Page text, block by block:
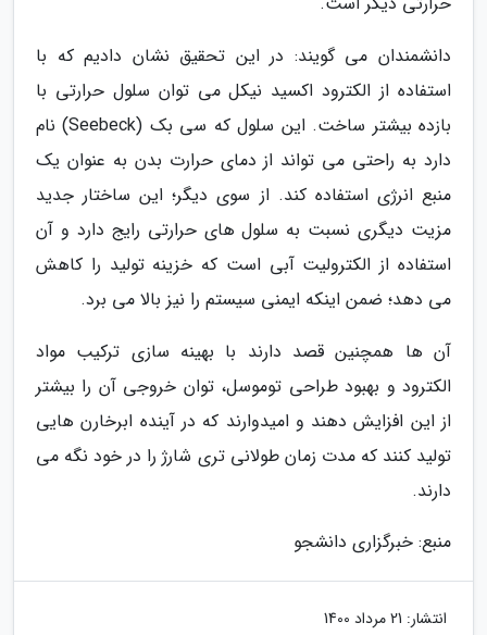
دانشمندان می گویند: در این تحقیق نشان دادیم که با
استفاده از الکترود اکسید نیکل می توان سلول حرارتی با
بازده بیشتر ساخت. این سلول که سی بک (Seebeck) نام
دارد به راحتی می تواند از دمای حرارت بدن به عنوان یک
منبع انرژی استفاده کند. از سوی دیگر؛ این ساختار جدید
مزیت دیگری نسبت به سلول های حرارتی رایج دارد و آن
استفاده از الکترولیت آبی است که خزینه تولید را کاهش
می دهد؛ ضمن اینکه ایمنی سیستم را نیز بالا می برد.
آن ها همچنین قصد دارند با بهینه سازی ترکیب مواد
الکترود و بهبود طراحی توموسل، توان خروجی آن را بیشتر
از این افزایش دهند و امیدوارند که در آینده ابرخارن هایی
تولید کنند که مدت زمان طولانی تری شارژ را در خود نگه می
دارند.
منبع: خبرگزاری دانشجو
انتشار: 21 مرداد 1400